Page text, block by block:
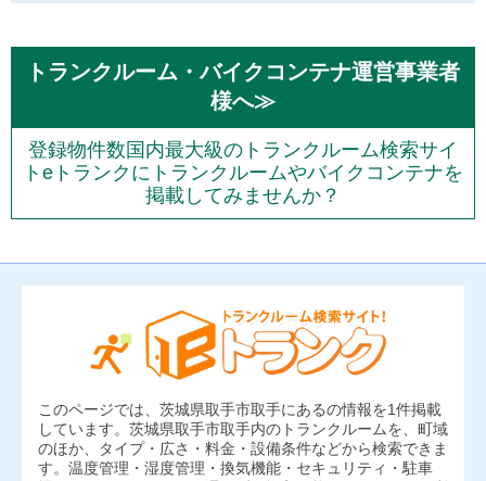
トランクルーム・バイクコンテナ運営事業者
様へ≫
登録物件数国内最大級のトランクルーム検索サイ
トeトランクにトランクルームやバイクコンテナを
掲載してみませんか？
このページでは、茨城県取手市取手にあるの情報を1件掲載
しています。茨城県取手市取手内のトランクルームを、町域
のほか、タイプ・広さ・料金・設備条件などから検索できま
す。温度管理・湿度管理・換気機能・セキュリティ・駐車